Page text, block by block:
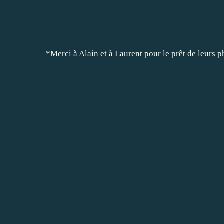
*Merci à Alain et à Laurent pour le prêt de leurs